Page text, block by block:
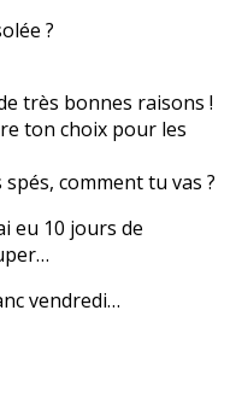
?
très bonnes raisons !
ton choix pour les
comment tu vas ?
eu 10 jours de
vendredi…